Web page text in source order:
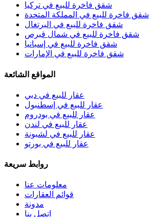
شقق فاخرة للبيع في تركيا
شقق فاخرة للبيع في المملكة المتحدة
شقق فاخرة للبيع في البرتغال
شقق فاخرة للبيع في شمال قبرص
شقق فاخرة للبيع في إسبانيا
شقق فاخرة للبيع في الإمارات
المواقع الشائعة
عقار للبيع في دبي
عقار للبيع في إسطنبول
عقار للبيع في بودروم
عقار للبيع في لندن
عقار للبيع في لشبونة
عقار للبيع في بورتو
روابط سريعة
معلومات عنا
قوائم العقارات
مدونة
اتصل بنا